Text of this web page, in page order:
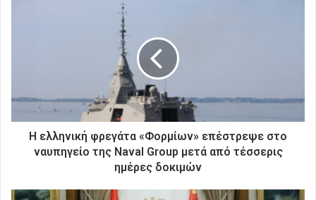
κ
τ
κ
H ελληνική φρεγάτα «Φορμίων» επέστρεψε στο
ναυπηγείο της Naval Group μετά από τέσσερις
ημέρες δοκιμών